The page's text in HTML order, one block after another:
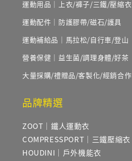
運動用品｜上衣/褲子/三鐵/壓縮衣
運動配件｜防護膠帶/磁石/護具
運動補給品｜馬拉松/自行車/登山
營養保健｜益生菌/調理身體/好茶
大量採購/禮贈品/客製化/經銷合作
品牌精選
ZOOT｜鐵人運動衣
COMPRESSPORT｜三鐵壓縮衣
HOUDINI｜戶外機能衣